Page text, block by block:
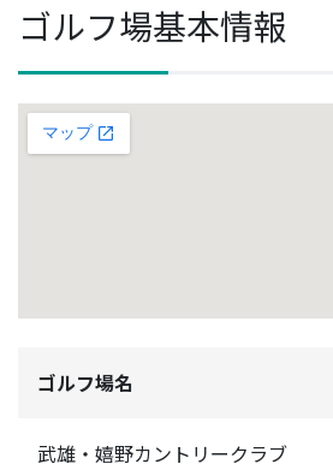
ゴルフ場基本情報
ゴルフ場名
武雄・嬉野カントリークラブ